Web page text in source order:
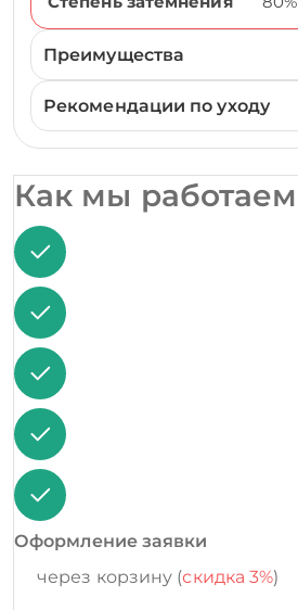
Преимущества
Рекомендации по уходу
Как мы работаем
Оформление заявки
через корзину (скидка 3%)